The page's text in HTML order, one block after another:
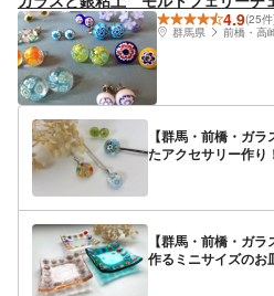
4.9(25
群馬県
前橋・高
【群馬・前橋・ガ
たアクセサリー作り
【群馬・前橋・ガ
作るミニサイズのお